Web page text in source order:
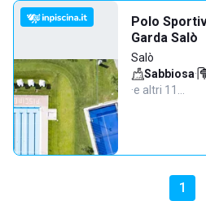
Polo
Garda Salò
Salò
Sabbiosa·
·e altri 11…
1